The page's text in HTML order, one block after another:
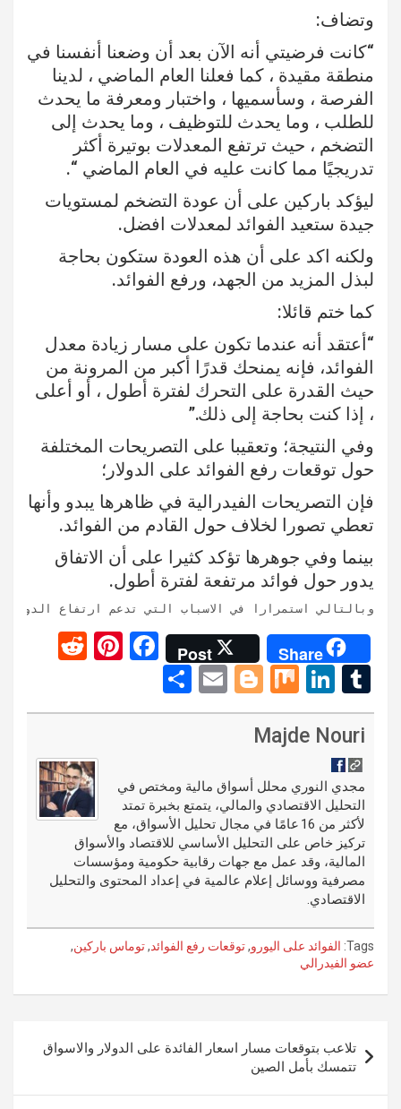
وتضاف:
“كانت فرضيتي أنه الآن بعد أن وضعنا أنفسنا في
منطقة مقيدة ، كما فعلنا العام الماضي ، لدينا
الفرصة ، وسأسميها ، واختبار ومعرفة ما يحدث
للطلب ، وما يحدث للتوظيف ، وما يحدث إلى
التضخم ، حيث ترتفع المعدلات بوتيرة أكثر
تدريجيًا مما كانت عليه في العام الماضي “.
ليؤكد باركين على أن عودة التضخم لمستويات
جيدة ستعيد الفوائد لمعدلات افضل.
ولكنه اكد على أن هذه العودة ستكون بحاجة
لبذل المزيد من الجهد، ورفع الفوائد.
كما ختم قائلا:
“أعتقد أنه عندما تكون على مسار زيادة معدل
الفوائد، فإنه يمنحك قدرًا أكبر من المرونة من
حيث القدرة على التحرك لفترة أطول ، أو أعلى
، إذا كنت بحاجة إلى ذلك.”
وفي النتيجة؛ وتعقيبا على التصريحات المختلفة
حول توقعات رفع الفوائد على الدولار؛
فإن التصريحات الفيدرالية في ظاهرها يبدو وأنها
تعطي تصورا لخلاف حول القادم من الفوائد.
بينما وفي جوهرها تؤكد كثيرا على أن الاتفاق
يدور حول فوائد مرتفعة لفترة أطول.
وبالتالي استمرارا في الاسباب التي تدعم ارتفاع
Share
Post
F
ce
o
k
Pi
er
t
d
t
T
u
m
bl
r
Li
n
ke
n
M
ix
Bl
o
er
E
m
h
Majde Nouri
مجدي النوري محلل أسواق مالية ومختص في
التحليل الاقتصادي والمالي، يتمتع بخبرة تمتد
لأكثر من 16 عامًا في مجال تحليل الأسواق، مع
تركيز خاص على التحليل الأساسي للاقتصاد والأسواق
المالية، وقد عمل مع جهات رقابية حكومية ومؤسسات
مصرفية ووسائل إعلام عالمية في إعداد المحتوى والتحليل
الاقتصادي.
Tags: الفوائد على اليورو,توقعات رفع الفوائد,توماس باركين,
عضو الفيدرالي
المقالات
تلاعب بتوقعات مسار اسعار الفائدة على الدولار والاسواق
تتمسك بأمل الصين